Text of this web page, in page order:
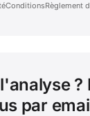
ConditionsRèglement
?
par